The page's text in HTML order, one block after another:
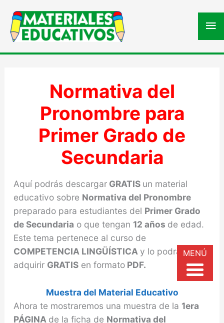
Normativa del
Pronombre para
Primer Grado de
Secundaria
Aquí podrás descargarGRATIS un material
educativo sobre Normativa del Pronombre
preparado para estudiantes del Primer Grado
de Secundaria o que tengan 12 años de edad.
Este tema pertenece al curso de
COMPETENCIA LINGÜÍSTICA y lo podrás
adquirir GRATISen formatoPDF.
Muestra del Material Educativo
Ahora te mostraremos una muestra de la 1era
PÁGINA de la ficha de Normativa del
MENÚ